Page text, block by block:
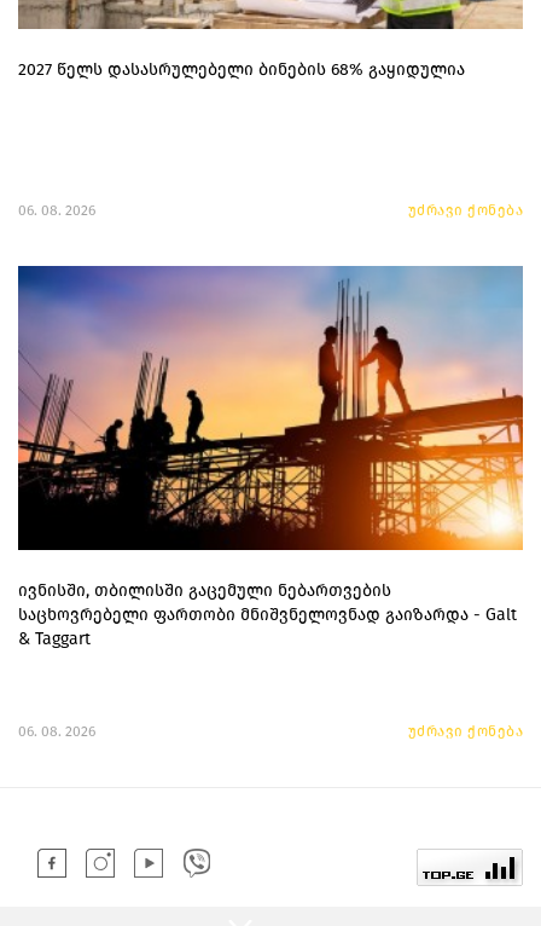
2027 წელს დასასრულებელი ბინების 68% გაყიდულია
06. 08. 2026 უძრავი ქონება
ივნისში, თბილისში გაცემული ნებართვების
საცხოვრებელი ფართობი მნიშვნელოვნად გაიზარდა - Galt
& Taggart
06. 08. 2026 უძრავი ქონება